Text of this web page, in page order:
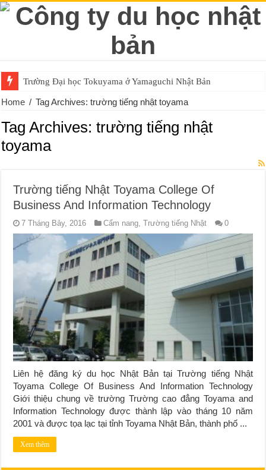
Trường Đại học Tokuyama ở Yamaguchi Nhật Bản
Home / Tag Archives: trường tiếng nhật toyama
Tag Archives:trường tiếng nhật
toyama
Trường tiếng Nhật Toyama College Of
Business And Information Technology
7 Tháng Bảy, 2016 Cẩm nang,Trường tiếng Nhật 0
Liên hệ đăng ký du học Nhật Bản tại Trường tiếng Nhật
Toyama College Of Business And Information Technology
Giới thiệu chung về trường Trường cao đẳng Toyama and
Information Technology được thành lập vào tháng 10 năm
2001 và được tọa lạc tại tỉnh Toyama Nhật Bản, thành phố ...
Xem thêm